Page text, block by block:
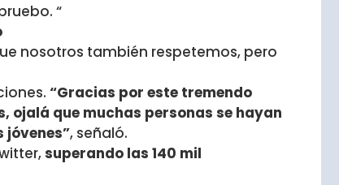
“
nosotros también respetemos, pero
“Gracias por este tremendo
ojalá que muchas personas se hayan
jóvenes”, señaló.
superando las 140 mil